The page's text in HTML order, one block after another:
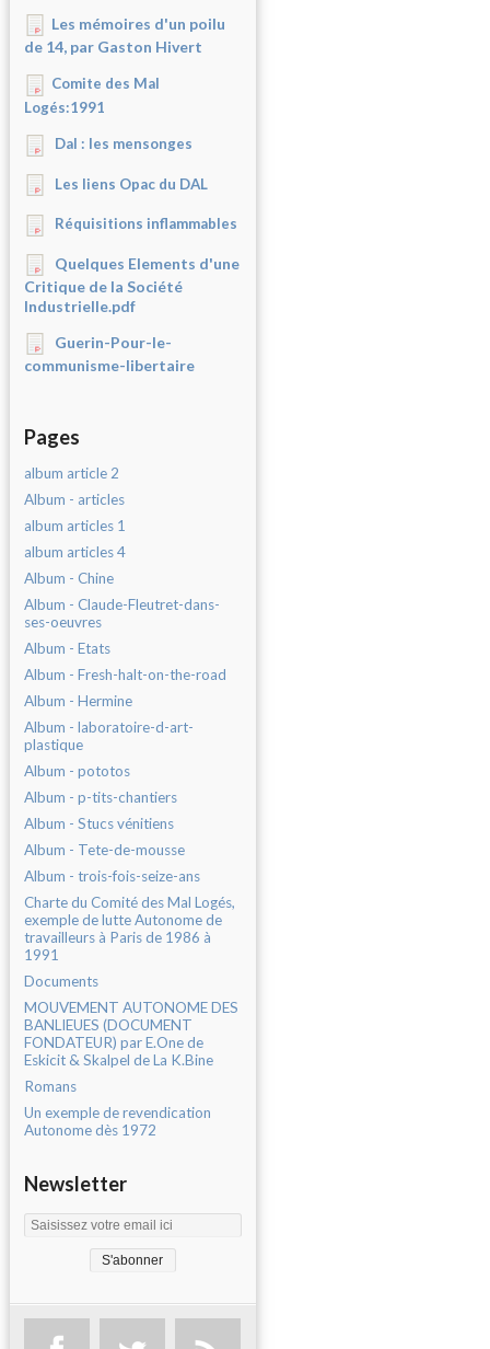
Les mémoires d'un poilu
de 14, par Gaston Hivert
Comite des Mal
Logés:1991
Dal : les mensonges
Les liens Opac du DAL
Réquisitions inflammables
Quelques Elements d'une
Critique de la Société
Industrielle.pdf
Guerin-Pour-le-
communisme-libertaire
Pages
album article 2
Album - articles
album articles 1
album articles 4
Album - Chine
Album - Claude-Fleutret-dans-
ses-oeuvres
Album - Etats
Album - Fresh-halt-on-the-road
Album - Hermine
Album - laboratoire-d-art-
plastique
Album - pototos
Album - p-tits-chantiers
Album - Stucs vénitiens
Album - Tete-de-mousse
Album - trois-fois-seize-ans
Charte du Comité des Mal Logés,
exemple de lutte Autonome de
travailleurs à Paris de 1986 à
1991
Documents
MOUVEMENT AUTONOME DES
BANLIEUES (DOCUMENT
FONDATEUR) par E.One de
Eskicit & Skalpel de La K.Bine
Romans
Un exemple de revendication
Autonome dès 1972
Newsletter